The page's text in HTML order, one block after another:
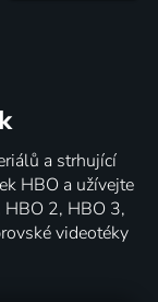
a strhující
HBO a užívejte
HBO 2, HBO 3,
videotéky